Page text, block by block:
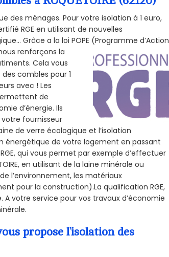
des ménages. Pour votre isolation à 1 euro,
RGE en utilisant de nouvelles
Grâce a la loi POPE (Programme d’Action
renforçons la
Cela vous
combles pour 1
avec ! Les
de
d’énergie. Ils
fournisseur
de verre écologique et l’isolation
énergétique de votre logement en passant
qui vous permet par exemple d’effectuer
en utilisant de la laine minérale ou
l’environnement, les matériaux
pour la construction).La qualification RGE,
A votre service pour vos travaux d’économie
propose l’isolation des